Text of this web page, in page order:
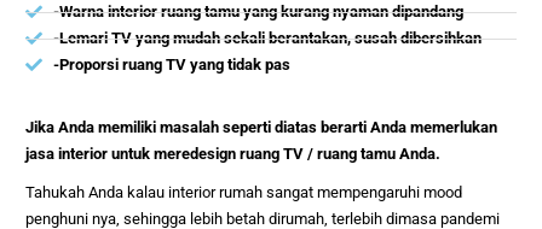
-Warna interior ruang tamu yang kurang nyaman dipandang
-Lemari TV yang mudah sekali berantakan, susah dibersihkan
-Proporsi ruang TV yang tidak pas
Jika Anda memiliki masalah seperti diatas berarti Anda memerlukan
jasa interior untuk meredesign ruang TV / ruang tamu Anda.
Tahukah Anda kalau interior rumah sangat mempengaruhi mood
penghuni nya, sehingga lebih betah dirumah, terlebih dimasa pandemi